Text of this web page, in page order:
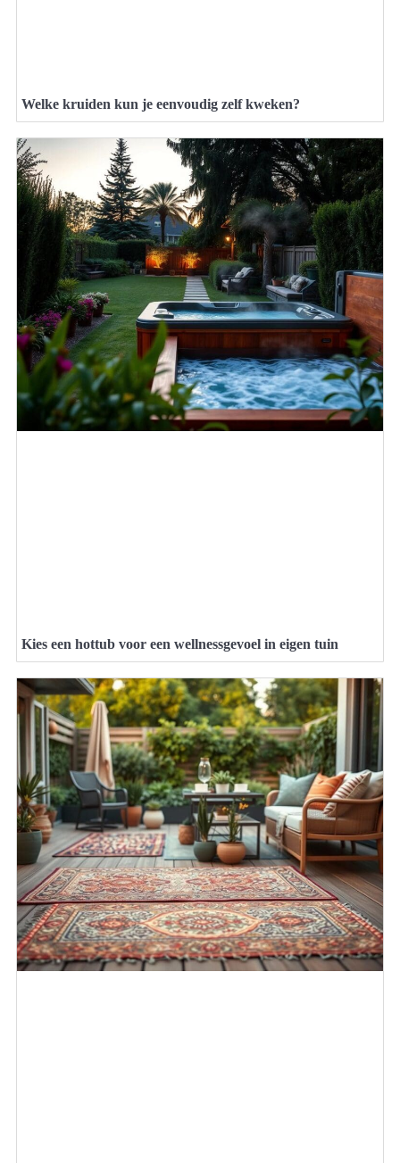
Welke kruiden kun je eenvoudig zelf kweken?
Kies een hottub voor een wellnessgevoel in eigen tuin